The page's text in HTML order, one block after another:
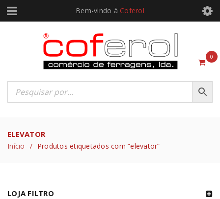
Bem-vindo à Coferol
0
ELEVATOR
Início / Produtos etiquetados com “elevator”
LOJA FILTRO